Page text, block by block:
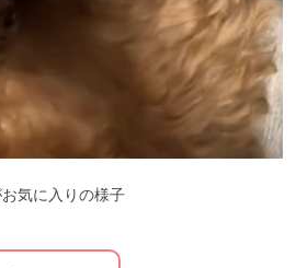
気に入りの様子